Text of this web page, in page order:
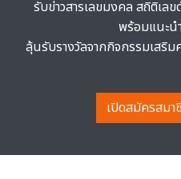
รับข่าวสารเลขมงคล สถิติเล
พร้อมแนะน
ลุ้นรับรางวัลจากกิจกรรมเสริ
เปิดสมัครสมา